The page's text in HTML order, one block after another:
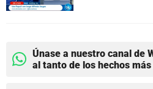
Únase a nuestro canal de
al tanto de los hechos